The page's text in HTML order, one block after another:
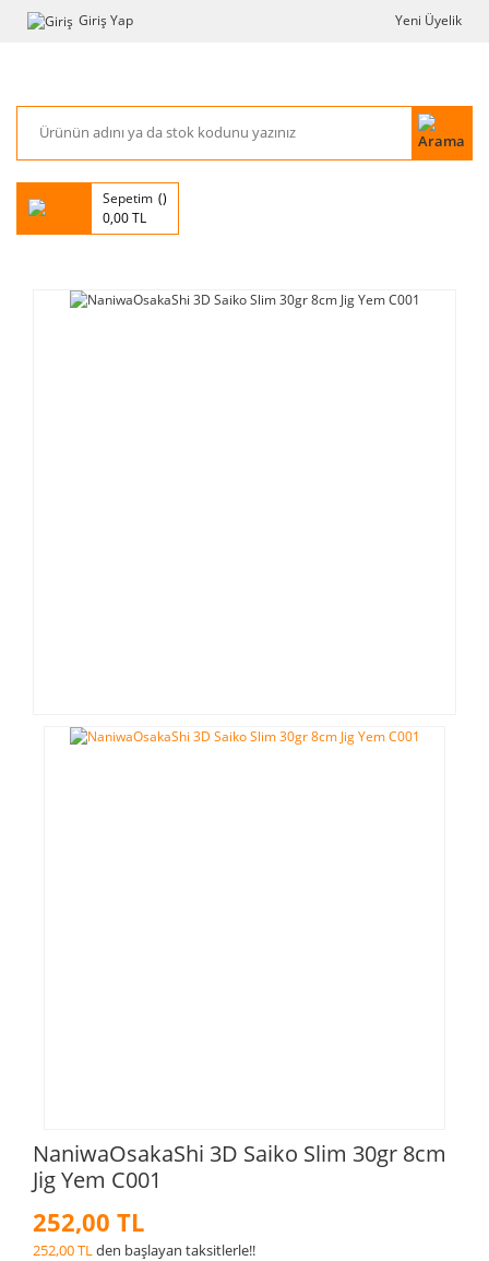
Giriş Yap Yeni Üyelik
Sepetim
0,00 TL
NaniwaOsakaShi 3D Saiko Slim 30gr 8cm
Jig Yem C001
252,00 TL
252,00 TLden başlayan taksitlerle!!